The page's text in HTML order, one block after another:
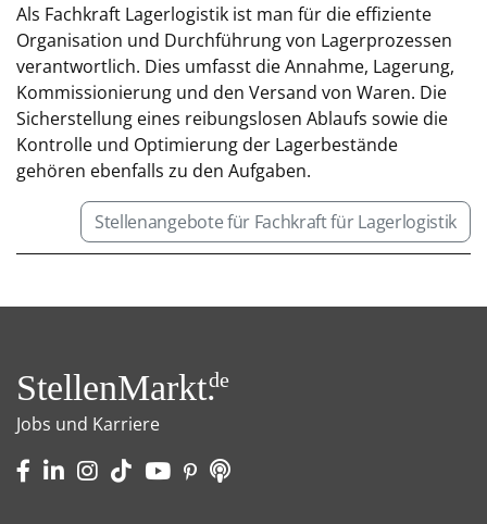
Als Fachkraft Lagerlogistik ist man für die effiziente
Organisation und Durchführung von Lagerprozessen
verantwortlich. Dies umfasst die Annahme, Lagerung,
Kommissionierung und den Versand von Waren. Die
Sicherstellung eines reibungslosen Ablaufs sowie die
Kontrolle und Optimierung der Lagerbestände
gehören ebenfalls zu den Aufgaben.
Stellenangebote für Fachkraft für Lagerlogistik
StellenMarkt.de
Jobs und Karriere